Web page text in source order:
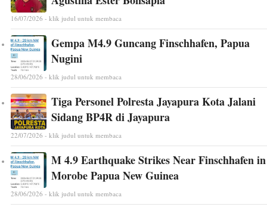
16/07/2026 - klik judul untuk membaca
Gempa M4.9 Guncang Finschhafen, Papua
Nugini
28/06/2026 - klik judul untuk membaca
Tiga Personel Polresta Jayapura Kota Jalani
Sidang BP4R di Jayapura
22/07/2026 - klik judul untuk membaca
M 4.9 Earthquake Strikes Near Finschhafen in
Morobe Papua New Guinea
28/06/2026 - klik judul untuk membaca